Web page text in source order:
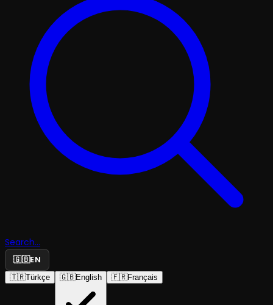
Search...
🇬🇧EN
🇹🇷Türkçe 🇬🇧English 🇫🇷Français